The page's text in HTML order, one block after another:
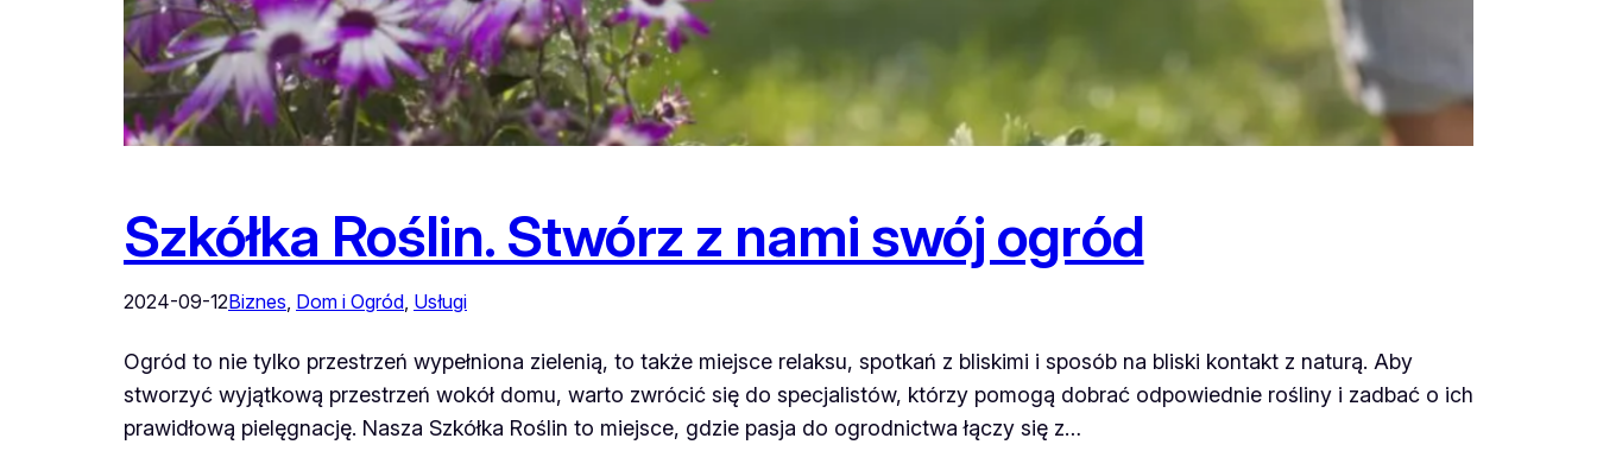
Szkółka Roślin. Stwórz z nami swój ogród
2024-09-12Biznes, Dom i Ogród, Usługi
Ogród to nie tylko przestrzeń wypełniona zielenią, to także miejsce relaksu, spotkań z bliskimi i sposób na bliski kontakt z naturą. Aby
stworzyć wyjątkową przestrzeń wokół domu, warto zwrócić się do specjalistów, którzy pomogą dobrać odpowiednie rośliny i zadbać o ich
prawidłową pielęgnację. Nasza Szkółka Roślin to miejsce, gdzie pasja do ogrodnictwa łączy się z…